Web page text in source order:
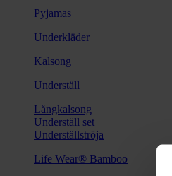
Pyjamas
Underkläder
Kalsong
Underställ
Långkalsong
Underställ set
Underställströja
Life Wear® Bamboo